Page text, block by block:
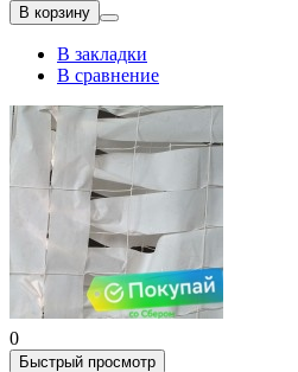
В корзину
В закладки
В сравнение
0
Быстрый просмотр